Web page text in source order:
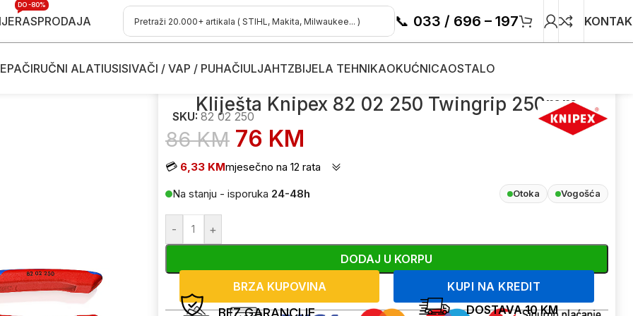
RASPRODAJA
DO -80%
📞 033 / 696 – 197
RUČNI ALATIUSISIVAČI / VAP / PUHAČIULJAHTZBIJELA TEHNIKAOKUĆNICAOSTALO
Knipex 82 02 250 Twingrip 250mm
Kliješta Knipex 82 02 250 Twingrip 250mm
SKU: 82 02 250
86KM 76 KM
💳 6,33 KMmjesečno na 12 rata
Na stanju - isporuka 24-48h Otoka Vogošća
- +
DODAJ U KORPU
BRZA KUPOVINA
KUPI NA KREDIT
BEZ GARANCIJE DOSTAVA 10 KM